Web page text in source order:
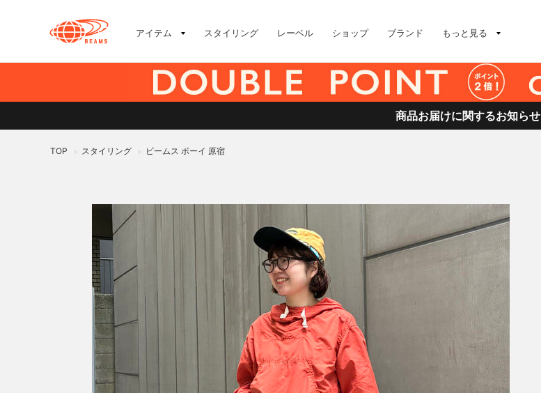
アイテム スタイリング レーベル ショップ ブランド もっと見る
商品お届けに関するお知らせ
TOP > スタイリング > ビームス ボーイ 原宿